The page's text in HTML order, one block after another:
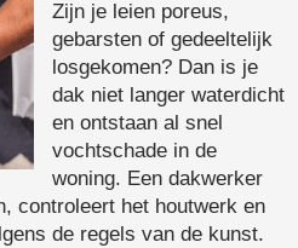
Zijn je leien poreus,
gebarsten of gedeeltelijk
losgekomen? Dan is je
dak niet langer waterdicht
en ontstaan al snel
vochtschade in de
woning. Een dakwerker
controleert het houtwerk en
de regels van de kunst.